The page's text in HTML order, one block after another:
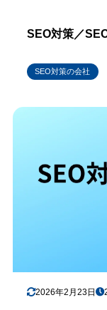
SEO対策／
SEO対策の会社
2026年2月23日